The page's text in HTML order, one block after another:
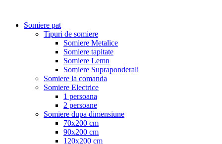
Somiere pat
Tipuri de somiere
Somiere Metalice
Somiere tapitate
Somiere Lemn
Somiere Supraponderali
Somiere la comanda
Somiere Electrice
1 persoana
2 persoane
Somiere dupa dimensiune
70x200 cm
90x200 cm
120x200 cm